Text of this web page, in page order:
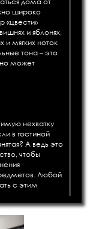
широко
«цвести»
и яблонях,
мягких ноток
тона – это
может
нехватку
в гостиной
А ведь это
чтобы
Любой
с этим